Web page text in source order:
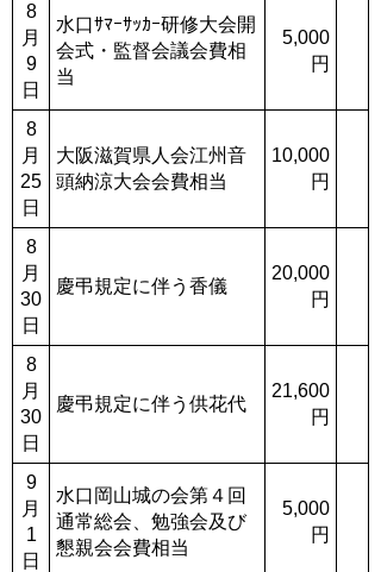
8
月
9
日
水口ｻﾏｰｻｯｶｰ研修大会開
会式・監督会議会費相
当
5,000
円
8
月
25
日
大阪滋賀県人会江州音
頭納涼大会会費相当
10,000
円
8
月
30
日
慶弔規定に伴う香儀
20,000
円
8
月
30
日
慶弔規定に伴う供花代
21,600
円
9
月
1
日
水口岡山城の会第４回
通常総会、勉強会及び
懇親会会費相当
5,000
円